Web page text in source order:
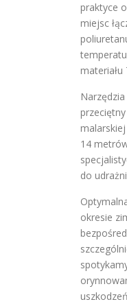
praktyce
miejsc
14
do
okresie